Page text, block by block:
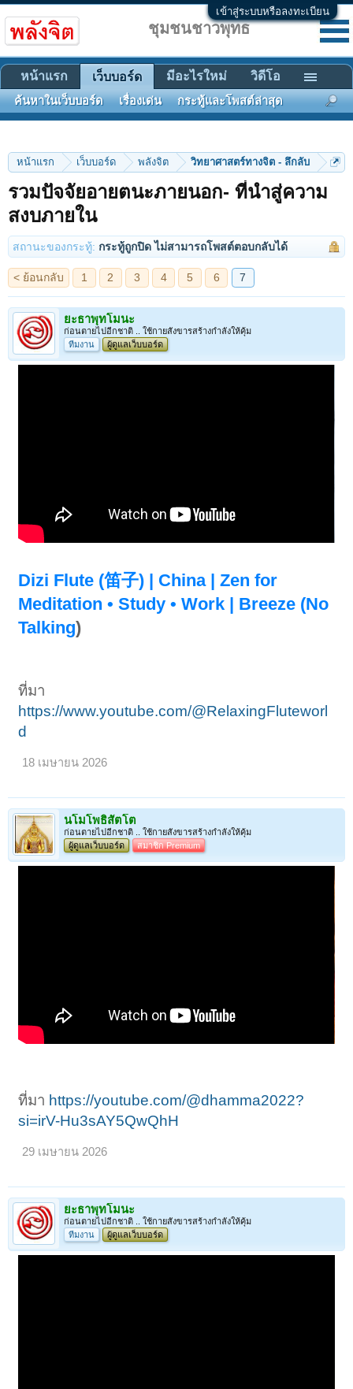
เข้าสู่ระบบหรือลงทะเบียน
หน้าแรก เว็บบอร์ด พลังจิต วิทยาศาสตร์ทางจิต - ลึกลับ
รวมปัจจัยอายตนะภายนอก- ที่นำสู่ความ
สงบภายใน
สถานะของกระทู้: กระทู้ถูกปิด ไม่สามารถโพสต์ตอบกลับได้
< ย้อนกลับ 1 2 3 4 5 6 7
ยะธาพุทโมนะ
ก่อนตายไปอีกชาติ .. ใช้กายสังขารสร้างกำลังให้คุ้ม
ทีมงาน
ผู้ดูแลเว็บบอร์ด
Dizi Flute (笛子) | China | Zen for
Meditation • Study • Work | Breeze (No
Talking)
ที่มา
https://www.youtube.com/@RelaxingFluteworl
d
18 เมษายน 2026
นโมโพธิสัตโต
ก่อนตายไปอีกชาติ .. ใช้กายสังขารสร้างกำลังให้คุ้ม
ผู้ดูแลเว็บบอร์ด
สมาชิก Premium
ที่มา https://youtube.com/@dhamma2022?
si=irV-Hu3sAY5QwQhH
29 เมษายน 2026
ยะธาพุทโมนะ
ก่อนตายไปอีกชาติ .. ใช้กายสังขารสร้างกำลังให้คุ้ม
ทีมงาน
ผู้ดูแลเว็บบอร์ด
ชุมชนชาวพุทธ
หน้าแรก เว็บบอร์ด
ค้นหาในเว็บบอร์ด เรื่องเด่น กระทู้และโพสต์ล่าสุด
มีอะไรใหม่ วิดีโอ